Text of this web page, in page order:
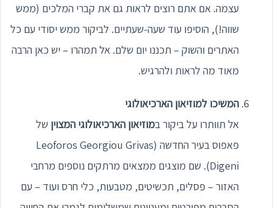
עצמה. אם אתם רוצים לראות גם את קברי המלכים (ממש
שווה!), הוסיפו עוד שעה-שעתיים. לביקור ממש יסודי עם כל
האתרים והשוק – תכננו יום שלם. אל תמהרו – יש כאן הרבה
מאוד מה לראות ולהרגיש.
המשיכו למוזיאון הארכיאולוגי
אל תוותרו על ביקור במוזיאון הארכיאולוגי המצוין של
פאפוס בעיר החדשה (Leoforos Georgiou Grivas
Digeni). שם מוצגים ממצאים מרתקים נוספים מרחבי
האזור – פסלים, תכשיטים, מטבעות, כלי חרס ועוד – עם